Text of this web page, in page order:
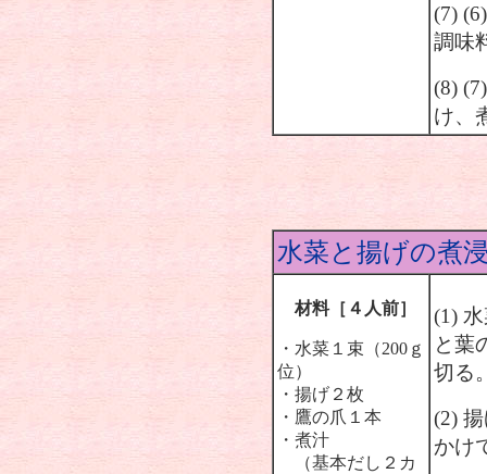
(7)
調味
(8)
け、
水菜と揚げの煮
材料［４人前］
・水菜１束（200ｇ
位）
・揚げ２枚
・鷹の爪１本
・煮汁
（基本だし２カ
(1)
と葉
切る
(2)
かけ